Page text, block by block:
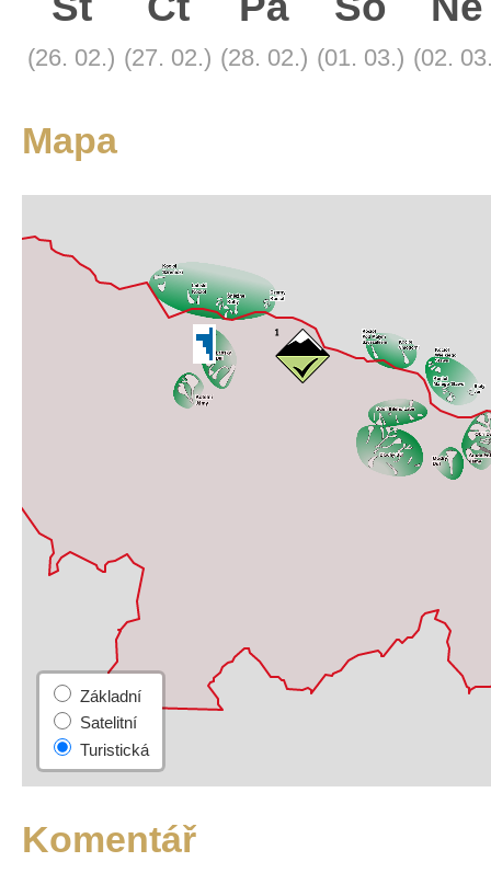
(26. 02.) (27. 02.) (28. 02.) (01. 03.) (02.
Mapa
Turistická
Komentář